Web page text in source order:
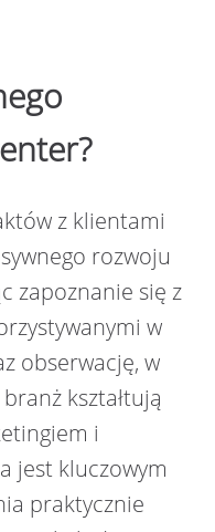
z klientami
rozwoju
zapoznanie się z
w
obserwację, w
kształtują
i
jest kluczowym
praktycznie